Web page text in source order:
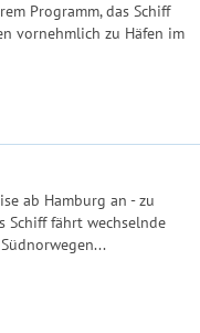
Programm, das Schiff
vornehmlich zu Häfen im
ab Hamburg an - zu
Schiff fährt wechselnde